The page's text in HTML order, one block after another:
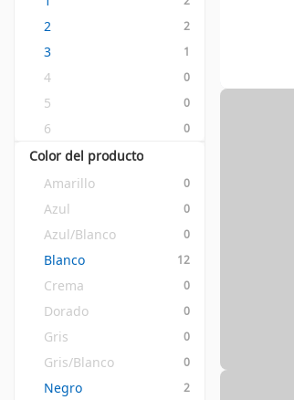
2 2
3 1
4 0
5 0
6 0
Color del producto
Amarillo
0
Azul 0
Azul/Blanco 0
Blanco 12
Crema 0
Dorado 0
Gris 0
Gris/Blanco 0
Negro 2